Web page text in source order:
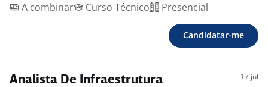
A combinar
Curso Técnico Presencial
Candidatar-me
Analista De Infraestrutura 17 jul